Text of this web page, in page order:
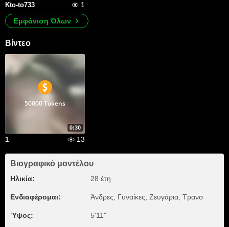
Kto-to733
1
Εμφάνιση Όλων
Βίντεο
0:30
50000 Tokens
1 13
Βιογραφικό μοντέλου
Ηλικία: 28 έτη
Ενδιαφέρομαι: Άνδρες, Γυναίκες, Zευγάρια, Τρανσ
Ύψος: 5'11"